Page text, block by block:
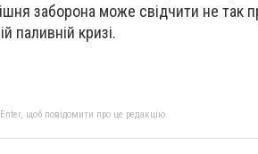
заборона може свідчити не так
паливній кризі.
щоб повідомити про це редакцію